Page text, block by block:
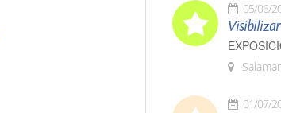
05/06/
01/07/